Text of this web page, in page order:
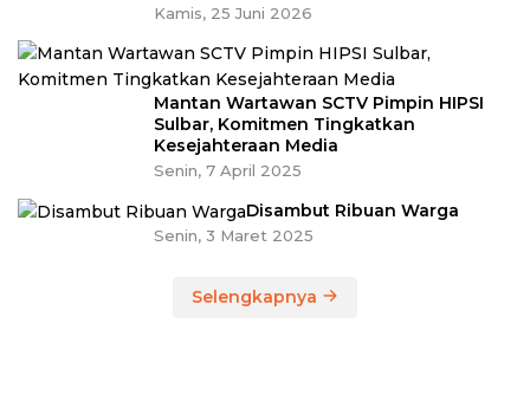
Kamis, 25 Juni 2026
Mantan Wartawan SCTV Pimpin HIPSI
Sulbar, Komitmen Tingkatkan
Kesejahteraan Media
Senin, 7 April 2025
Disambut Ribuan Warga
Senin, 3 Maret 2025
Selengkapnya